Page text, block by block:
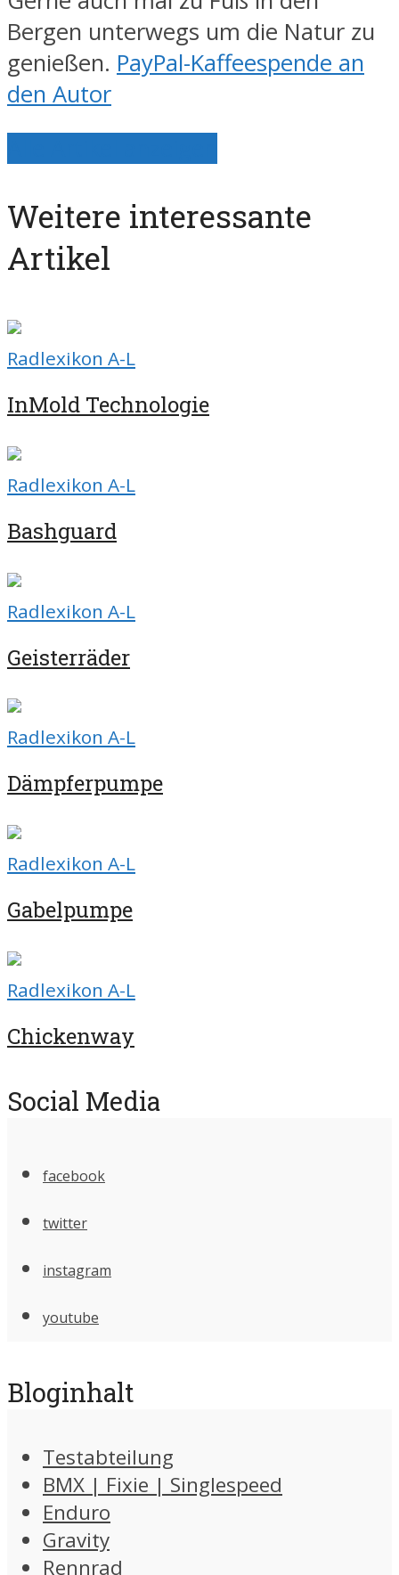
Bergen unterwegs um die Natur zu
genießen. PayPal-Kaffeespende an
den Autor
Weitere interessante
Artikel
Radlexikon A-L
InMold Technologie
Radlexikon A-L
Bashguard
Radlexikon A-L
Geisterräder
Radlexikon A-L
Dämpferpumpe
Radlexikon A-L
Gabelpumpe
Radlexikon A-L
Chickenway
Social Media
facebook
twitter
instagram
youtube
Bloginhalt
Testabteilung
BMX | Fixie | Singlespeed
Enduro
Gravity
Rennrad